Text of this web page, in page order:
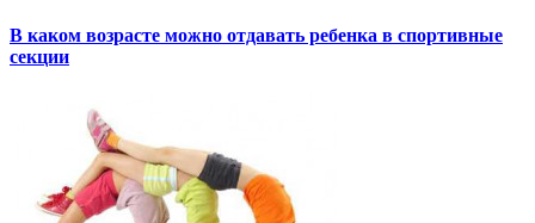
В каком возрасте можно отдавать ребенка в спортивные
секции